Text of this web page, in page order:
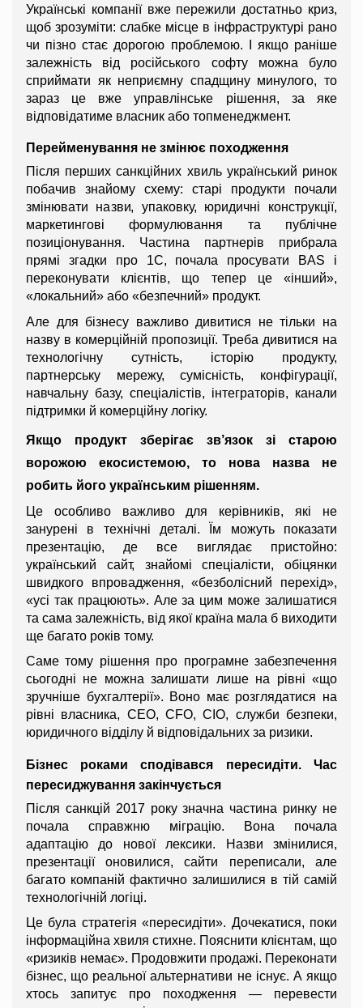
Українські компанії вже пережили достатньо криз,
щоб зрозуміти: слабке місце в інфраструктурі рано
чи пізно стає дорогою проблемою. І якщо раніше
залежність від російського софту можна було
сприймати як неприємну спадщину минулого, то
зараз це вже управлінське рішення, за яке
відповідатиме власник або топменеджмент.
Перейменування не змінює походження
Після перших санкційних хвиль український ринок
побачив знайому схему: старі продукти почали
змінювати назви, упаковку, юридичні конструкції,
маркетингові формулювання та публічне
позиціонування. Частина партнерів прибрала
прямі згадки про 1С, почала просувати BAS і
переконувати клієнтів, що тепер це «інший»,
«локальний» або «безпечний» продукт.
Але для бізнесу важливо дивитися не тільки на
назву в комерційній пропозиції. Треба дивитися на
технологічну сутність, історію продукту,
партнерську мережу, сумісність, конфігурації,
навчальну базу, спеціалістів, інтеграторів, канали
підтримки й комерційну логіку.
Якщо продукт зберігає зв’язок зі старою
ворожою екосистемою, то нова назва не
робить його українським рішенням.
Це особливо важливо для керівників, які не
занурені в технічні деталі. Їм можуть показати
презентацію, де все виглядає пристойно:
український сайт, знайомі спеціалісти, обіцянки
швидкого впровадження, «безболісний перехід»,
«усі так працюють». Але за цим може залишатися
та сама залежність, від якої країна мала б виходити
ще багато років тому.
Саме тому рішення про програмне забезпечення
сьогодні не можна залишати лише на рівні «що
зручніше бухгалтерії». Воно має розглядатися на
рівні власника, CEO, CFO, CIO, служби безпеки,
юридичного відділу й відповідальних за ризики.
Бізнес роками сподівався пересидіти. Час
пересиджування закінчується
Після санкцій 2017 року значна частина ринку не
почала справжню міграцію. Вона почала
адаптацію до нової лексики. Назви змінилися,
презентації оновилися, сайти переписали, але
багато компаній фактично залишилися в тій самій
технологічній логіці.
Це була стратегія «пересидіти». Дочекатися, поки
інформаційна хвиля стихне. Пояснити клієнтам, що
«ризиків немає». Продовжити продажі. Переконати
бізнес, що реальної альтернативи не існує. А якщо
хтось запитує про походження — перевести